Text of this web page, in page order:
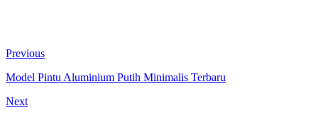
Previous
Model Pintu Aluminium Putih Minimalis Terbaru
Next